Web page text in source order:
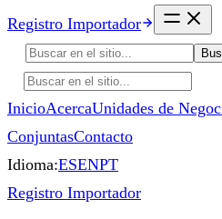
Registro Importador
InicioAcercaUnidades de
ConjuntasContacto
Idioma:ESENPT
Registro Importador